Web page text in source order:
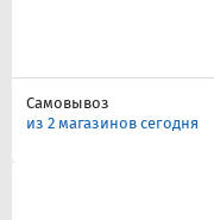
Самовывоз
из 2 магазинов сегодня